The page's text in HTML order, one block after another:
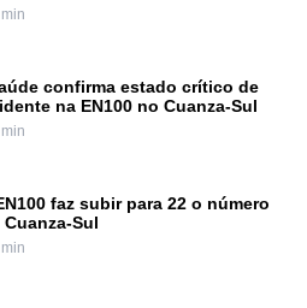
confirma estado crítico de
na EN100 no Cuanza-Sul
faz subir para 22 o número
Sul